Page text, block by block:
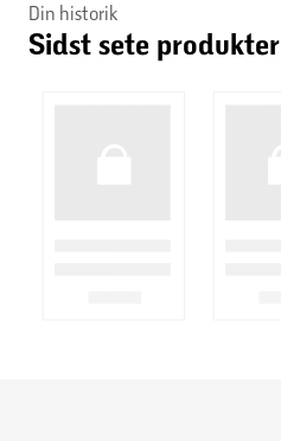
Din historik
Sidst sete produkter